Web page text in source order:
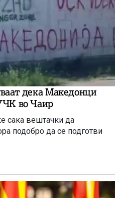
дека Македонци
во Чаир
сака вештачки да
подобро да се подготви